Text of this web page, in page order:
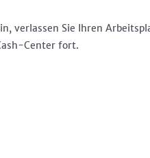
verlassen Sie Ihren
Center fort.